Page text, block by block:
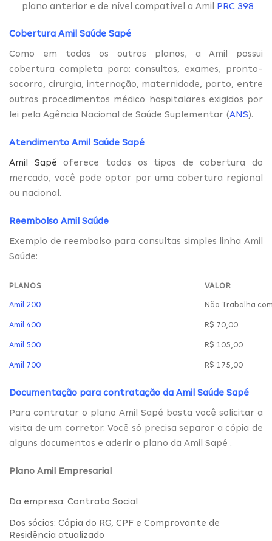
plano anterior e de nível compatível a Amil PRC 398
Cobertura Amil Saúde Sapé
Como em todos os outros planos, a Amil possui
cobertura completa para: consultas, exames, pronto-
socorro, cirurgia, internação, maternidade, parto, entre
outros procedimentos médico hospitalares exigidos por
lei pela Agência Nacional de Saúde Suplementar (ANS).
Atendimento Amil Saúde Sapé
Amil Sapéoferece todos os tipos de cobertura do
mercado, você pode optar por uma cobertura regional
ou nacional.
Reembolso Amil Saúde
Exemplo de reembolso para consultas simples linha Amil
Saúde:
PLANOS VALOR
Amil 200 Não Trabalha
Amil 400 R$ 70,00
Amil 500 R$ 105,00
Amil 700 R$ 175,00
Documentação para contratação da Amil Saúde Sapé
Para contratar o plano Amil Sapé basta você solicitar a
visita de um corretor. Você só precisa separar a cópia de
alguns documentos e aderir o plano da Amil Sapé .
Plano Amil Empresarial
Da empresa: Contrato Social
Dos sócios: Cópia do RG, CPF e Comprovante de
Residência atualizado